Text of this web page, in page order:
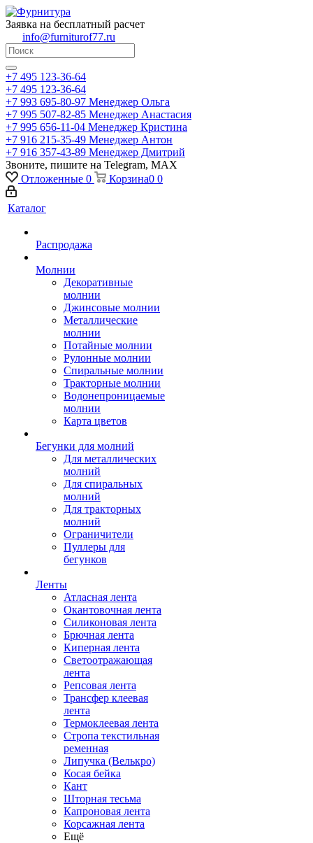
Заявка на бесплатный расчет
info@furniturof77.ru
+7 495 123-36-64
+7 495 123-36-64
+7 993 695-80-97 Менеджер Ольга
+7 995 507-82-85 Менеджер Анастасия
+7 995 656-11-04 Менеджер Кристина
+7 916 215-35-49 Менеджер Антон
+7 916 357-43-89 Менеджер Дмитрий
Звоните, пишите на Telegram, MAX
Отложенные 0 Корзина0 0
Каталог
Распродажа
Молнии
Декоративные
молнии
Джинсовые молнии
Металлические
молнии
Потайные молнии
Рулонные молнии
Спиральные молнии
Тракторные молнии
Водонепроницаемые
молнии
Карта цветов
Бегунки для молний
Для металлических
молний
Для спиральных
молний
Для тракторных
молний
Ограничители
Пуллеры для
бегунков
Ленты
Атласная лента
Окантовочная лента
Силиконовая лента
Брючная лента
Киперная лента
Светоотражающая
лента
Репсовая лента
Трансфер клеевая
лента
Термоклеевая лента
Стропа текстильная
ременная
Липучка (Велькро)
Косая бейка
Кант
Шторная тесьма
Капроновая лента
Корсажная лента
Ещё